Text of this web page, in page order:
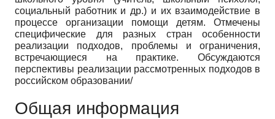
социальный работник и др.) и их взаимодействие в
процессе организации помощи детям. Отмечены
специфические для разных стран особенности
реализации подходов, проблемы и ограничения,
встречающиеся на практике. Обсуждаются
перспективы реализации рассмотренных подходов в
российском образовании/
Общая информация